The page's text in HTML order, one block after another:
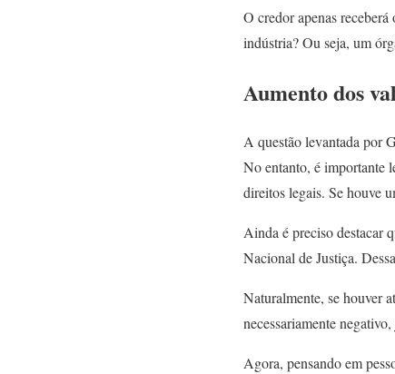
O credor apenas
indústria? Ou seja, um
Aumento dos
A questão levantada por
No entanto, é importante
direitos legais. Se houve
Ainda é preciso destacar
Nacional de Justiça.
Naturalmente, se houver
necessariamente
Agora, pensando em